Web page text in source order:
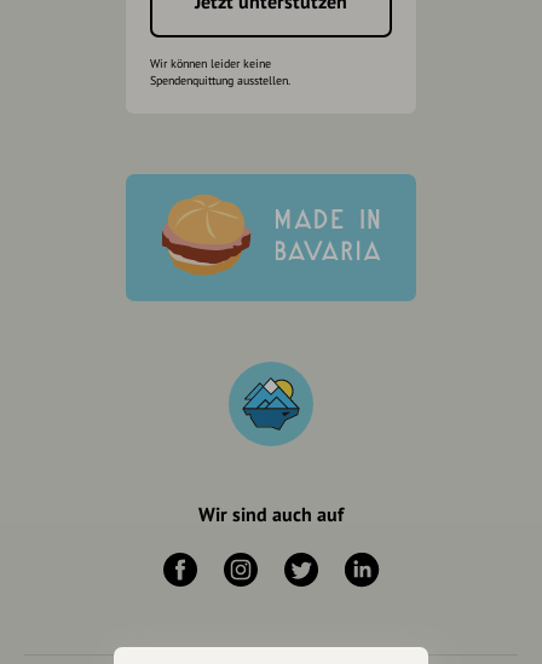
Wir können leider keine
Spendenquittung ausstellen.
Wir sind auch auf